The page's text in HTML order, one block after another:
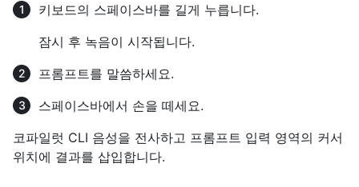
키보드의 스페이스바를 길게 누릅니다.
잠시 후 녹음이 시작됩니다.
프롬프트를 말씀하세요.
스페이스바에서 손을 떼세요.
코파일럿 CLI 음성을 전사하고 프롬프트 입력 영역의 커서
위치에 결과를 삽입합니다.